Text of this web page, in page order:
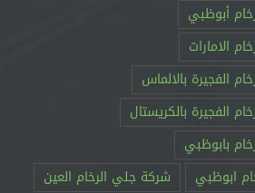
أبوظبي
الامارات
الفجيرة بالالماس
الفجيرة بالكريستال
بابوظبي
ابوظبي
شركة جلي الرخام العين